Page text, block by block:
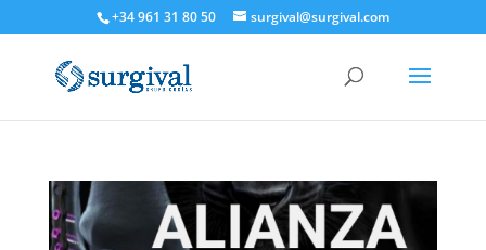
+34 961 31 80 50 surgival@surgival.com